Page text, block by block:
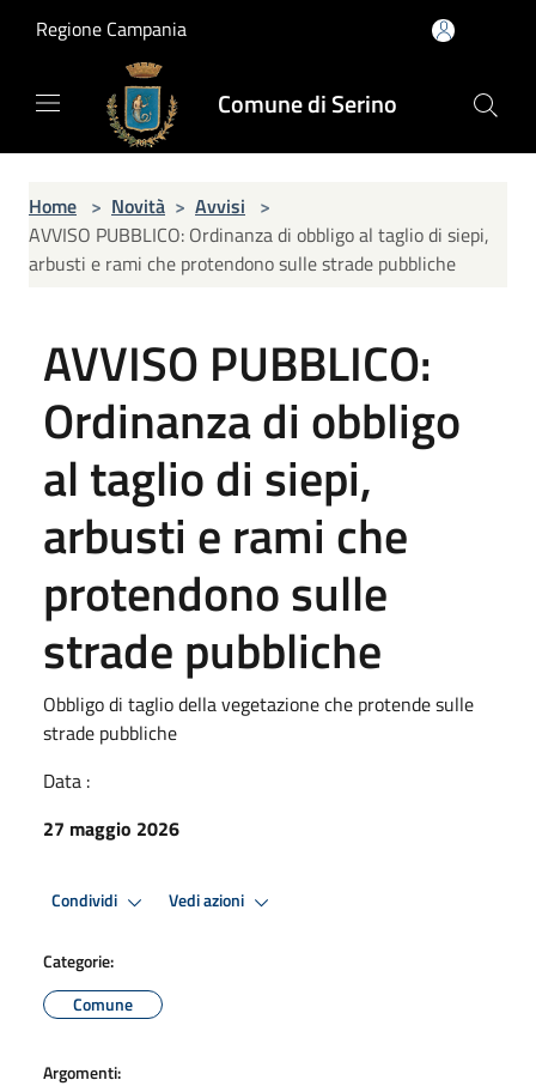
Regione Campania
Comune di Serino
Home > Novità > Avvisi >
AVVISO PUBBLICO: Ordinanza di obbligo al taglio di siepi,
arbusti e rami che protendono sulle strade pubbliche
AVVISO PUBBLICO:
Ordinanza di obbligo
al taglio di siepi,
arbusti e rami che
protendono sulle
strade pubbliche
Obbligo di taglio della vegetazione che protende sulle
strade pubbliche
Data :
27 maggio 2026
Condividi Vedi azioni
Categorie:
Comune
Argomenti: